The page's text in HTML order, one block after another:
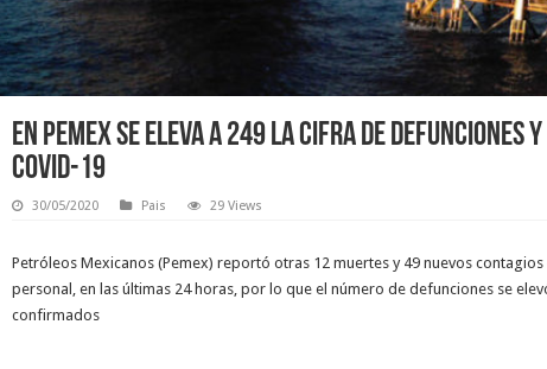
En Pemex se eleva a 249 la cifra de defunciones
covid-19
30/05/2020 Pais 29 Views
Petróleos Mexicanos (Pemex) reportó otras 12 muertes y 49 nuevos
personal, en las últimas 24 horas, por lo que el número de defunciones se
confirmados